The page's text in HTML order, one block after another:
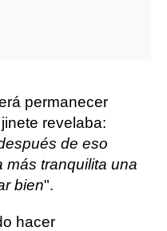
permanecer
revelaba:
de eso
más tranquilita una
bien".
hacer